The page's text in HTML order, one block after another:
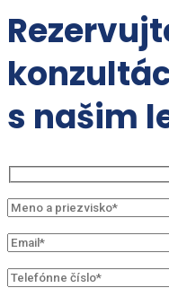
s našim